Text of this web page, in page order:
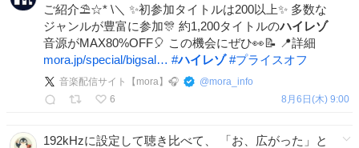
ご紹介⛱☆* \＼ ✨初参加タイトルは200以上✨ 多数な
ジャンルが豊富に参加🎊 約1,200タイトルのハイレゾ
音源がMAX80%OFF🎈 この機会にぜひ👀📝 📍詳細
mora.jp/special/bigsal… #ハイレゾ #プライスオフ
音楽配信サイト【mora】🎧 @mora_info
6
8月6日(木) 9:00
192kHzに設定して聴き比べて、 「お、広がった」と